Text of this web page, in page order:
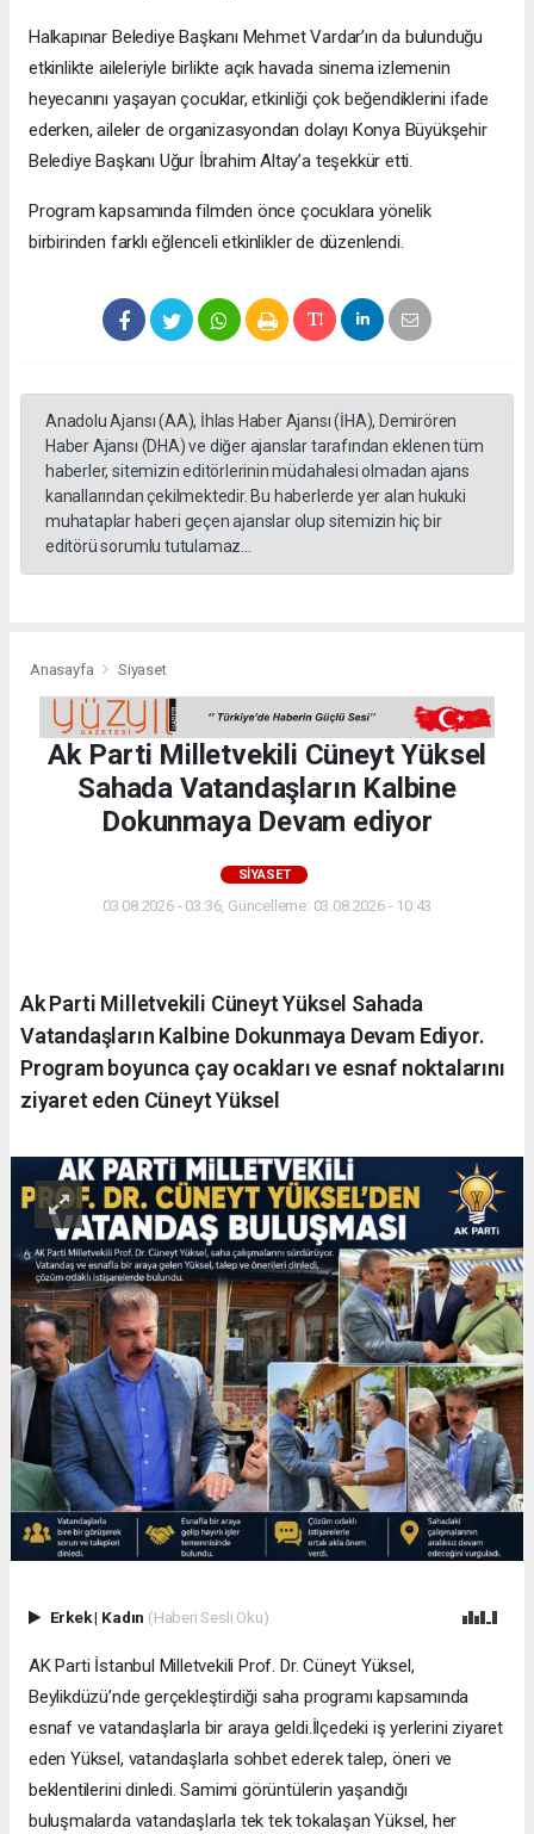
Halkapınar Belediye Başkanı Mehmet Vardar’ın da bulunduğu
etkinlikte aileleriyle birlikte açık havada sinema izlemenin
heyecanını yaşayan çocuklar, etkinliği çok beğendiklerini ifade
ederken, aileler de organizasyondan dolayı Konya Büyükşehir
Belediye Başkanı Uğur İbrahim Altay’a teşekkür etti.
Program kapsamında filmden önce çocuklara yönelik
birbirinden farklı eğlenceli etkinlikler de düzenlendi.
Anadolu Ajansı (AA), İhlas Haber Ajansı (İHA), Demirören
Haber Ajansı (DHA) ve diğer ajanslar tarafından eklenen tüm
haberler, sitemizin editörlerinin müdahalesi olmadan ajans
kanallarından çekilmektedir. Bu haberlerde yer alan hukuki
muhataplar haberi geçen ajanslar olup sitemizin hiç bir
editörü sorumlu tutulamaz...
Anasayfa Siyaset
Ak Parti Milletvekili Cüneyt Yüksel
Sahada Vatandaşların Kalbine
Dokunmaya Devam ediyor
SIYASET
03.08.2026 - 03:36, Güncelleme: 03.08.2026 - 10:43
Ak Parti Milletvekili Cüneyt Yüksel Sahada
Vatandaşların Kalbine Dokunmaya Devam Ediyor.
Program boyunca çay ocakları ve esnaf noktalarını
ziyaret eden Cüneyt Yüksel
Erkek| Kadın (Haberi Sesli Oku)
AK Parti İstanbul Milletvekili Prof. Dr. Cüneyt Yüksel,
Beylikdüzü’nde gerçekleştirdiği saha programı kapsamında
esnaf ve vatandaşlarla bir araya geldi.İlçedeki iş yerlerini ziyaret
eden Yüksel, vatandaşlarla sohbet ederek talep, öneri ve
beklentilerini dinledi. Samimi görüntülerin yaşandığı
buluşmalarda vatandaşlarla tek tek tokalaşan Yüksel, her